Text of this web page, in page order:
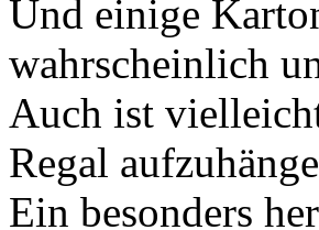
Und einige
wahrscheinlich
Auch ist
Regal
Ein besonders